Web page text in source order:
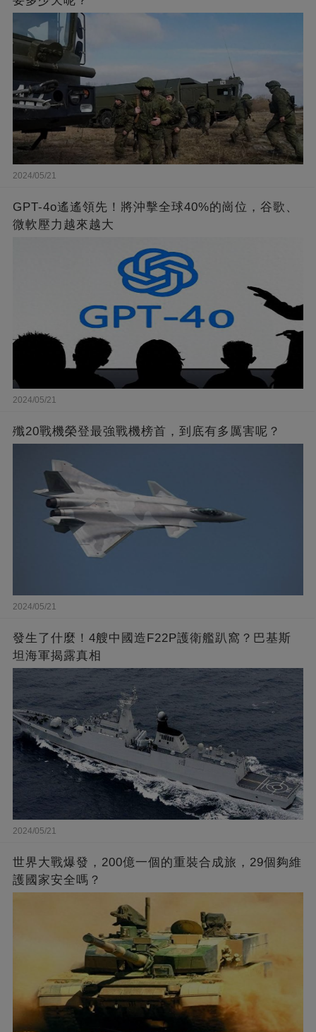
2024/05/21
GPT-4o遙遙領先！將沖擊全球40%的崗位，谷歌、
微軟壓力越來越大
2024/05/21
殲20戰機榮登最強戰機榜首，到底有多厲害呢？
2024/05/21
發生了什麼！4艘中國造F22P護衛艦趴窩？巴基斯
坦海軍揭露真相
2024/05/21
世界大戰爆發，200億一個的重裝合成旅，29個夠維
護國家安全嗎？